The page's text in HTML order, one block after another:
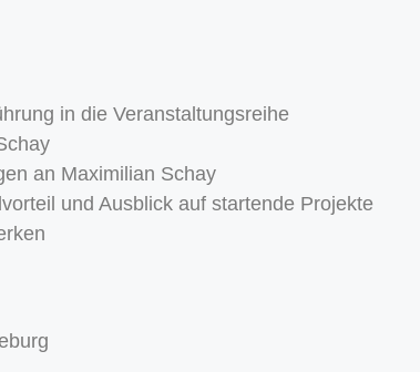
in die Veranstaltungsreihe
an Maximilian Schay
und Ausblick auf startende Projekte